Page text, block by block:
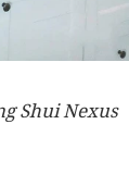
Shui Nexus